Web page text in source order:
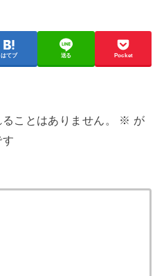
はてブ 送る Pocket
ことはありません。 ※ が